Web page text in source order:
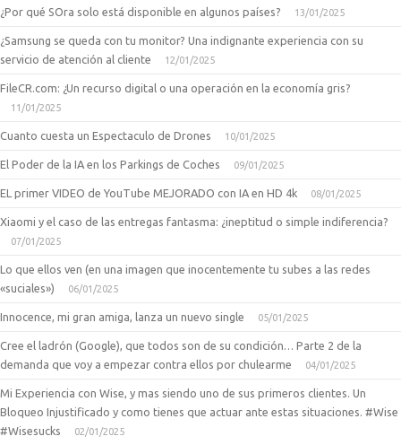
¿Por qué SOra solo está disponible en algunos países? 13/01/2025
¿Samsung se queda con tu monitor? Una indignante experiencia con su
servicio de atención al cliente
12/01/2025
FileCR.com: ¿Un recurso digital o una operación en la economía gris?
11/01/2025
Cuanto cuesta un Espectaculo de Drones 10/01/2025
El Poder de la IA en los Parkings de Coches 09/01/2025
EL primer VIDEO de YouTube MEJORADO con IA en HD 4k 08/01/2025
Xiaomi y el caso de las entregas fantasma: ¿ineptitud o simple indiferencia?
07/01/2025
Lo que ellos ven (en una imagen que inocentemente tu subes a las redes
«suciales»)
06/01/2025
Innocence, mi gran amiga, lanza un nuevo single 05/01/2025
Cree el ladrón (Google), que todos son de su condición… Parte 2 de la
demanda que voy a empezar contra ellos por chulearme
04/01/2025
Mi Experiencia con Wise, y mas siendo uno de sus primeros clientes. Un
Bloqueo Injustificado y como tienes que actuar ante estas situaciones. #Wise
#Wisesucks
02/01/2025